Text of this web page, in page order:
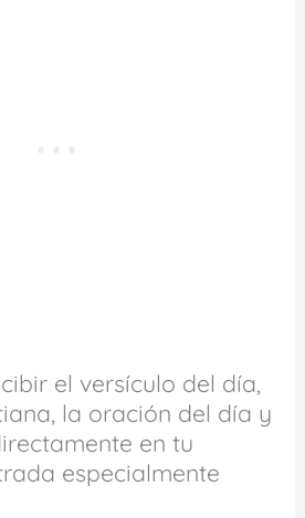
el versículo del día,
la oración del día y
en tu
especialmente